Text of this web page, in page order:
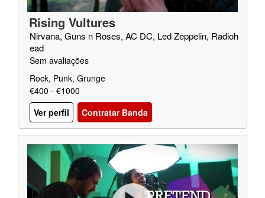
Rising Vultures
Nirvana, Guns n Roses, AC DC, Led Zeppelin, Radioh
ead
Sem avaliações
Rock, Punk, Grunge
€400 - €1000
Ver perfil
Contratar Banda